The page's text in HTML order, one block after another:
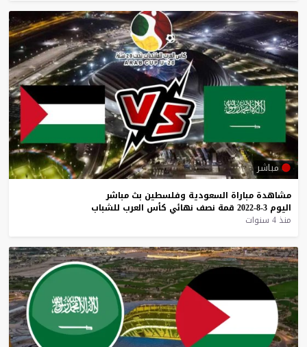
مباشر
مشاهدة مباراة السعودية وفلسطين بث مباشر
اليوم 3-8-2022 قمة نصف نهائي كأس العرب للشباب
منذ 4 سنوات